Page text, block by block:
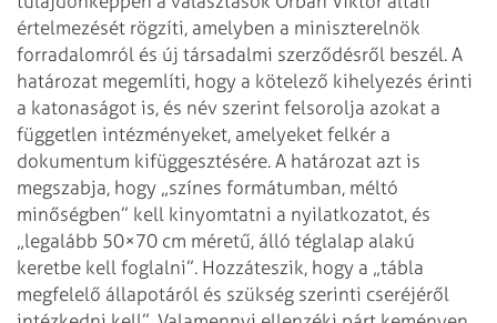
értelmezését rögzíti, amelyben a miniszterelnök
forradalomról és új társadalmi szerződésről beszél. A
határozat megemlíti, hogy a kötelező kihelyezés érinti
a katonaságot is, és név szerint felsorolja azokat a
független intézményeket, amelyeket felkér a
dokumentum kifüggesztésére. A határozat azt is
megszabja, hogy „színes formátumban, méltó
minőségben” kell kinyomtatni a nyilatkozatot, és
„legalább 50×70 cm méretű, álló téglalap alakú
keretbe kell foglalni”. Hozzáteszik, hogy a „tábla
megfelelő állapotáról és szükség szerinti cseréjéről